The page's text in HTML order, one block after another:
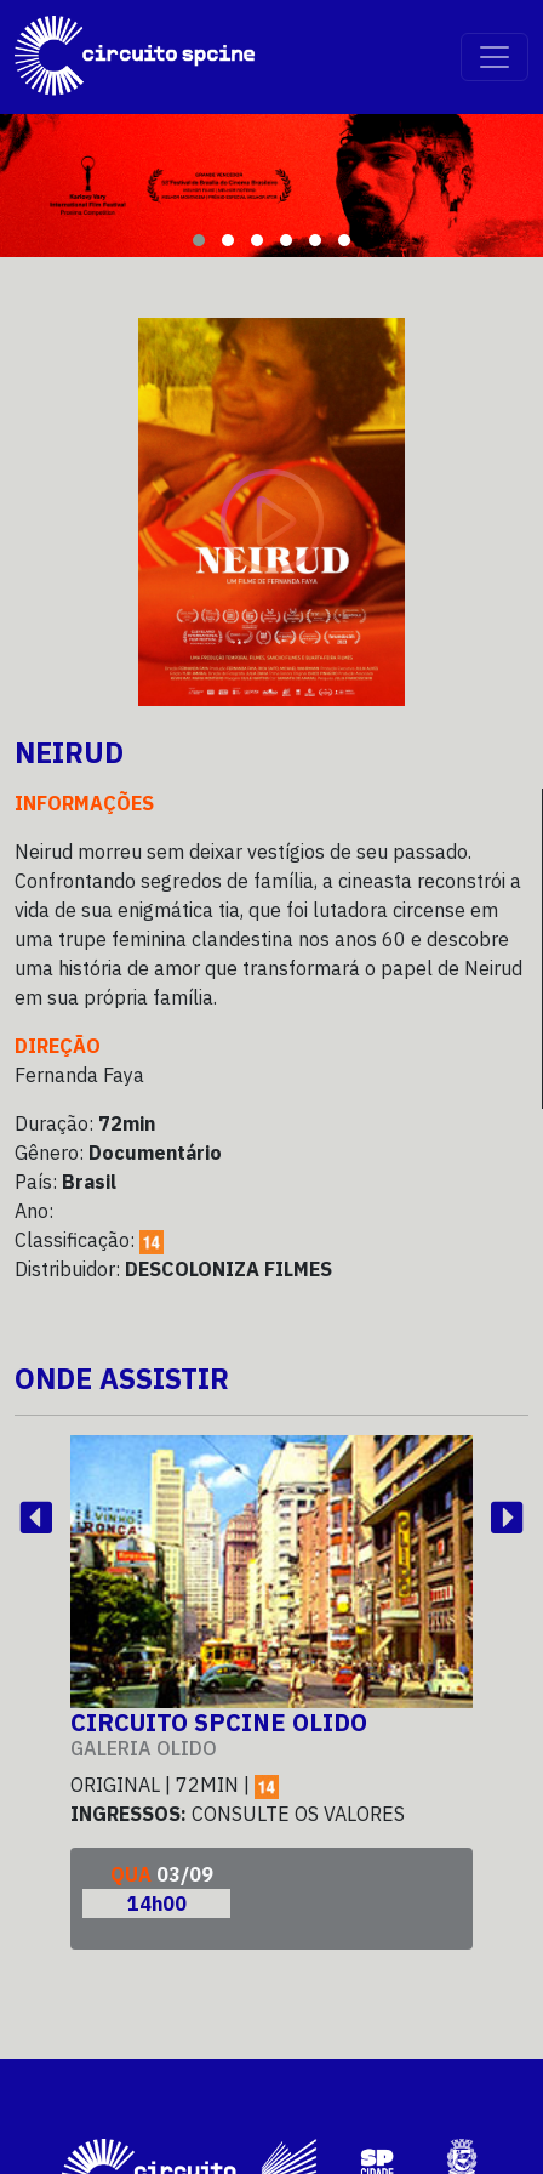
NEIRUD
INFORMAÇÕES
Neirud morreu sem deixar vestígios de seu passado.
Confrontando segredos de família, a cineasta reconstrói a
vida de sua enigmática tia, que foi lutadora circense em
uma trupe feminina clandestina nos anos 60 e descobre
uma história de amor que transformará o papel de Neirud
em sua própria família.
DIREÇÃO
Fernanda Faya
Duração: 72min
Gênero: Documentário
País: Brasil
Ano:
Classificação:
Distribuidor: DESCOLONIZA FILMES
ONDE ASSISTIR
CIRCUITO SPCINE OLIDO
GALERIA OLIDO
ORIGINAL | 72MIN |
INGRESSOS: CONSULTE OS VALORES
QUA 03/09
14h00